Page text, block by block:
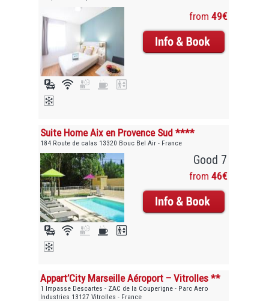
from 49€
Suite Home Aix en Provence Sud ****
184 Route de calas 13320 Bouc Bel Air - France
Good 7
from 46€
Appart’City Marseille Aéroport – Vitrolles **
1 Impasse Descartes - ZAC de la Couperigne - Parc Aero
Industries 13127 Vitrolles - France